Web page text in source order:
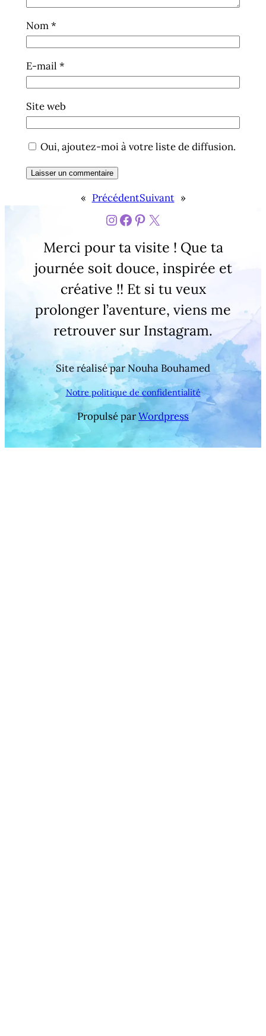
Nom*
E-mail *
Site web
Oui, ajoutez-moi à votre liste de diffusion.
« PrécédentSuivant »
https://
Facebook
Pinterest
X
Merci pour ta visite ! Que ta
journée soit douce, inspirée et
créative !! Et si tu veux
prolonger l’aventure, viens me
retrouver sur Instagram.
Site réalisé par Nouha Bouhamed
Notre politique de confidentialité
Propulsé parWordpress